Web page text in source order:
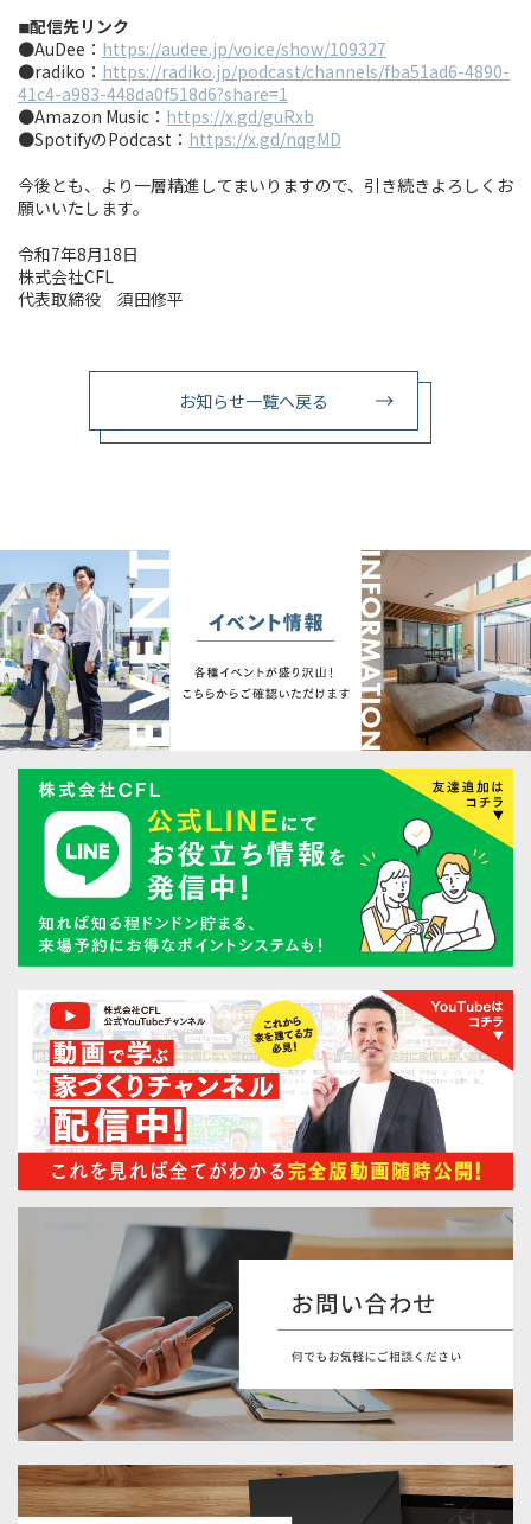
◾︎配信先リンク
●AuDee： https://audee.jp/voice/show/109327
●radiko： https://radiko.jp/podcast/channels/fba51ad6-4890-
41c4-a983-448da0f518d6?share=1
●Amazon Music： https://x.gd/guRxb
●SpotifyのPodcast： https://x.gd/nqgMD
今後とも、より一層精進してまいりますので、引き続きよろしくお
願いいたします。
令和7年8月18日
株式会社CFL
代表取締役 須田修平
お知らせ一覧へ戻る